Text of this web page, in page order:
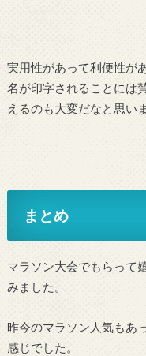
実用性があって利便性が
名が印字されることには
えるのも大変だなと思い
まとめ
マラソン大会でもらって
みました。
昨今のマラソン人気もあ
感じでした。